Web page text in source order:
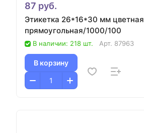
87 руб.
Этикетка 26*16*30 мм цветная
прямоугольная/1000/100
В наличии: 218 шт. Арт. 87963
В корзину